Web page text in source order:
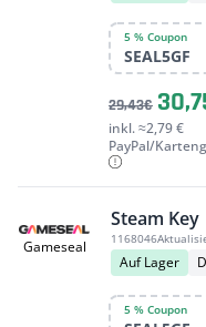
5 % Coupon
SEAL5GF
29,43€
inkl. ≈2,79 €
PayPal/
Gameseal
Steam Key
1168046
Auf Lager
5 % Coupon